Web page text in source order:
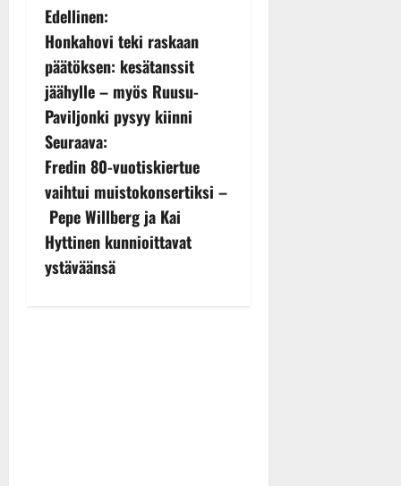
P
o
s
t
n
a
v
i
Edellinen:
Honkahovi teki raskaan
päätöksen: kesätanssit
jäähylle – myös Ruusu-
Paviljonki pysyy kiinni
Seuraava:
Fredin 80-vuotiskiertue
vaihtui muistokonsertiksi –
Pepe Willberg ja Kai
Hyttinen kunnioittavat
ystäväänsä